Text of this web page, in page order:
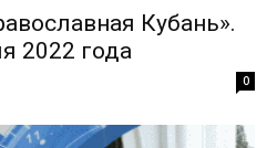
Кубань».
2022 года
0